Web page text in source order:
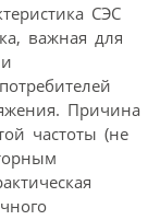
СЭС
важная для
Причина
частоты (не